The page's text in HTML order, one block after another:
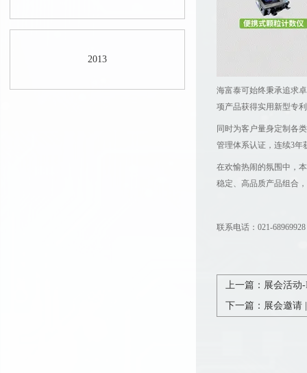
2013
海富泰可始终秉承追求
项产品获得实用新型专
同时为客户量身定制各
管理体系认证，连续3年
在欢愉热闹的氛围中，
稳定、高品质产品组合
联系电话：021-68969928
上一篇：展会活动-
下一篇：展会邀请